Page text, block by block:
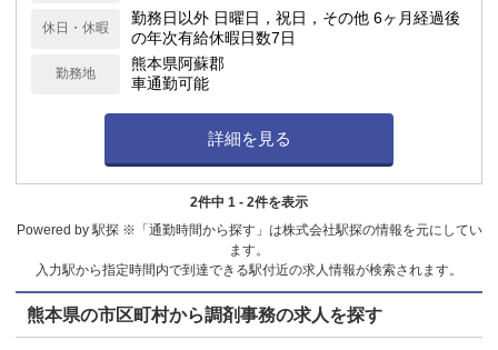
休日・休暇
勤務日以外 日曜日，祝日，その他 6ヶ月経過後
の年次有給休暇日数7日
勤務地
熊本県阿蘇郡
車通勤可能
詳細を見る
2件中 1 - 2件を表示
Powered by 駅探 ※「通勤時間から探す」は株式会社駅探の情報を元にしてい
ます。
入力駅から指定時間内で到達できる駅付近の求人情報が検索されます。
熊本県の市区町村から調剤事務の求人を探す